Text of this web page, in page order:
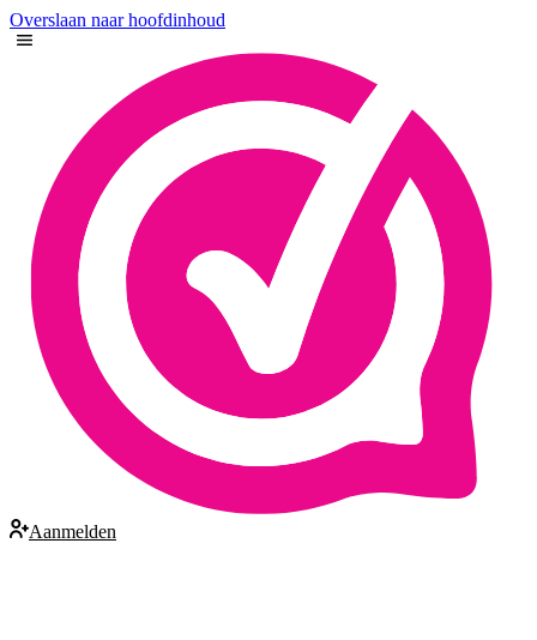
Overslaan naar hoofdinhoud
Aanmelden